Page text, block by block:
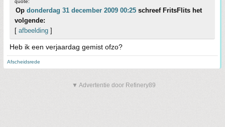
quote:
Op donderdag 31 december 2009 00:25 schreef FritsFlits het
volgende:
[ afbeelding ]
Heb ik een verjaardag gemist ofzo?
Afscheidsrede
▼ Advertentie door Refinery89